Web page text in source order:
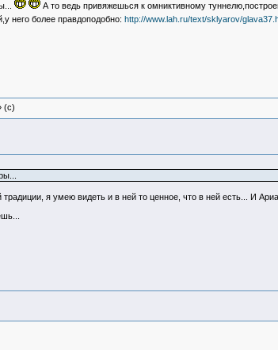
А то ведь привяжешься к омниктивному
него более правдоподобно: http://www.lah.ru/text/sklyarov/
(c)
я умею видеть и в ней то ценное, что в ней есть... И